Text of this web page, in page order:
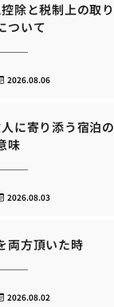
除と税制上の取り
ついて
2026.08.06
に寄り添う宿泊の
味
2026.08.03
両方頂いた時
2026.08.02